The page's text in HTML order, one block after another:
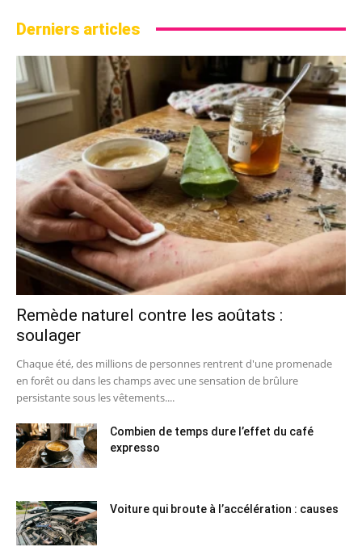
Derniers articles
Remède naturel contre les aoûtats :
soulager
Chaque été, des millions de personnes rentrent d'une promenade
en forêt ou dans les champs avec une sensation de brûlure
persistante sous les vêtements....
Combien de temps dure l’effet du café
expresso
Voiture qui broute à l’accélération : causes